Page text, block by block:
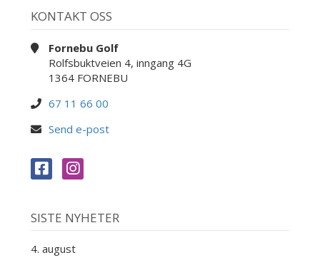
KONTAKT OSS
Fornebu Golf
Rolfsbuktveien 4, inngang 4G
1364 FORNEBU
67 11 66 00
Send e-post
SISTE NYHETER
4. august